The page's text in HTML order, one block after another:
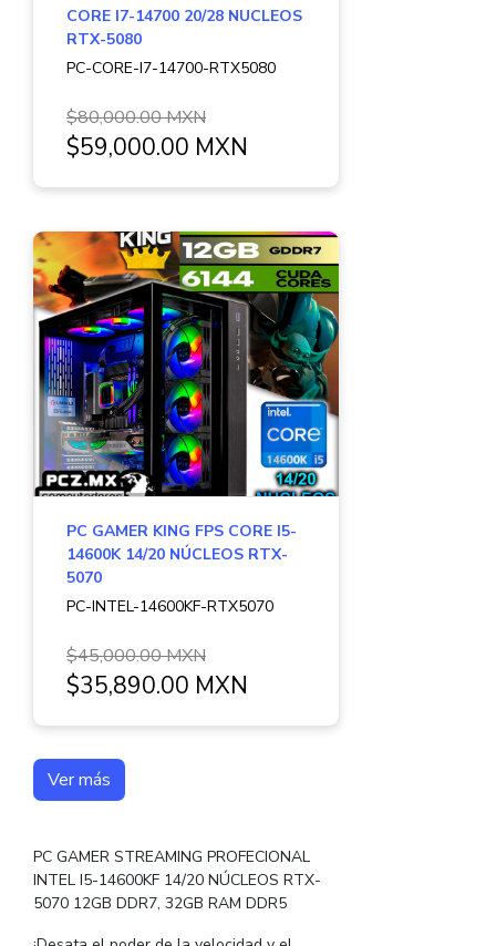
CORE I7-14700 20/28 NUCLEOS
RTX-5080
PC-CORE-I7-14700-RTX5080
$80,000.00 MXN
$59,000.00 MXN
PC GAMER KING FPS CORE I5-
14600K 14/20 NÚCLEOS RTX-
5070
PC-INTEL-14600KF-RTX5070
$45,000.00 MXN
$35,890.00 MXN
Ver más
PC GAMER STREAMING PROFECIONAL
INTEL I5-14600KF 14/20 NÚCLEOS RTX-
5070 12GB DDR7, 32GB RAM DDR5